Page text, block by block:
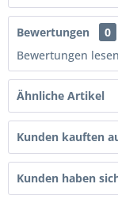
Bewertungen
0
Bewertungen
Ähnliche Artikel
Kunden kauften
Kunden haben